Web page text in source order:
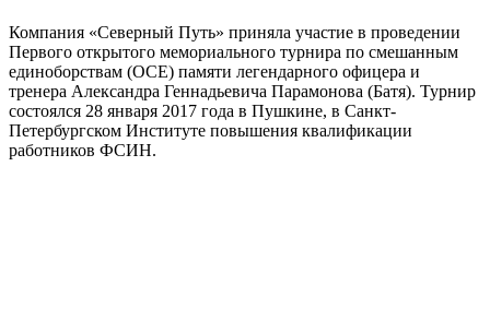
Компания «Северный Путь» приняла участие в проведении
Первого открытого мемориального турнира по смешанным
единоборствам (ОСЕ) памяти легендарного офицера и
тренера Александра Геннадьевича Парамонова (Батя). Турнир
состоялся 28 января 2017 года в Пушкине, в Санкт-
Петербургском Институте повышения квалификации
работников ФСИН.